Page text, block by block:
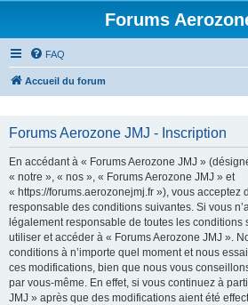
Forums
FAQ
Accueil du forum
Forums Aerozone JMJ - Inscription
En accédant à « Forums Aerozone JMJ »
« notre », « nos », « Forums Aerozone JMJ » et
« https://forums.aerozonejmj.fr »), vous acceptez
responsable des conditions suivantes. Si vous
légalement responsable de toutes les conditions
utiliser et accéder à « Forums Aerozone JMJ ».
conditions à n’importe quel moment et nous
ces modifications, bien que nous vous
par vous-même. En effet, si vous continuez à
JMJ » après que des modifications aient été